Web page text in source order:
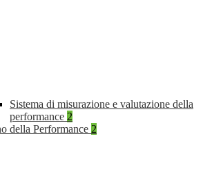
Sistema di misurazione e valutazione della
performance 2
della Performance 2